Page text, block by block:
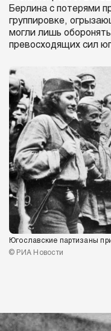
Берлина с потерями
группировке,
могли лишь
превосходящих сил
Югославские партизаны
© РИА Новости